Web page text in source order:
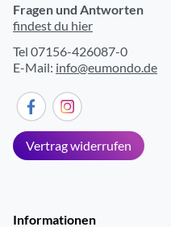
Fragen und Antworten
findest du hier
Tel 07156-426087-0
E-Mail: info@eumondo.de
Vertrag widerrufen
Informationen